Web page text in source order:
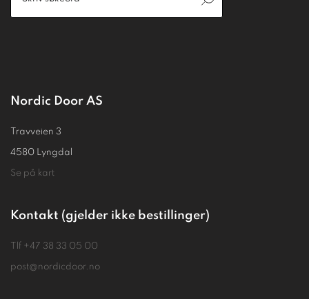
Nordic Door AS
Travveien 3
4580 Lyngdal
Se på kart
Kontakt (gjelder ikke bestillinger)
Tlf +47 38 33 05 00
post@nordicdoor.no